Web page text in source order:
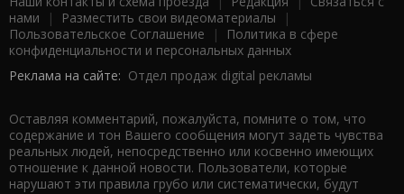
нами | Разместить свои видеоматериалы |
Пользовательское Соглашение |
Политика в сфере
конфиденциальности и персональных данных
Реклама на сайте: Отдел продаж digital рекламы
Оставляя комментарий, пожалуйста, помните о том, что
содержание и тон Вашего сообщения могут задеть чувства
реальных людей, непосредственно или косвенно имеющих
отношение к данной новости. Пользователи, которые
нарушают эти правила грубо или систематически, будут